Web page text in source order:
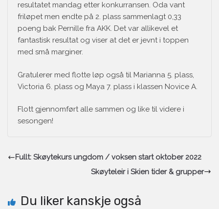
resultatet mandag etter konkurransen. Oda vant
friløpet men endte på 2. plass sammenlagt 0,33
poeng bak Pernille fra AKK. Det var allikevel et
fantastisk resultat og viser at det er jevnt i toppen
med små marginer.
Gratulerer med flotte løp også til Marianna 5. plass,
Victoria 6. plass og Maya 7. plass i klassen Novice A.
Flott gjennomført alle sammen og like til videre i
sesongen!
Fullt: Skøytekurs ungdom / voksen start oktober 2022
Skøyteleir i Skien tider & grupper
Du liker kanskje også